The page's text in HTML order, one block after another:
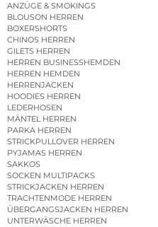
ANZÜGE & SMOKINGS
BLOUSON HERREN
BOXERSHORTS
CHINOS HERREN
GILETS HERREN
HERREN BUSINESSHEMDEN
HERREN HEMDEN
HERRENJACKEN
HOODIES HERREN
LEDERHOSEN
MÄNTEL HERREN
PARKA HERREN
STRICKPULLOVER HERREN
PYJAMAS HERREN
SAKKOS
SOCKEN MULTIPACKS
STRICKJACKEN HERREN
TRACHTENMODE HERREN
ÜBERGANGSJACKEN HERREN
UNTERWÄSCHE HERREN